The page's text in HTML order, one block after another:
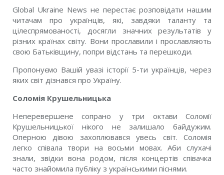
Global Ukraine News не перестає розповідати нашим
читачам про українців, які, завдяки таланту та
цілеспрямованості, досягли значних результатів у
різних країнах світу. Вони прославили і прославляють
свою Батьківщину, попри відстань та перешкоди.
Пропонуємо Вашій увазі історії 5-ти українців, через
яких світ дізнався про Україну.
Соломія Крушельницька
Неперевершене сопрано у три октави Соломії
Крушельницької нікого не залишало байдужим.
Оперною дівою захоплювався увесь світ. Соломія
легко співала твори на восьми мовах. Аби слухачі
знали, звідки вона родом, після концертів співачка
часто знайомила публіку з українськими піснями.